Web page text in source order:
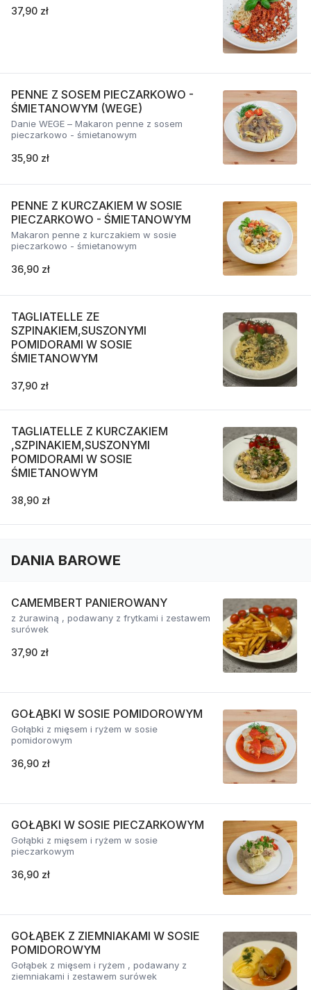
37,90 zł
PENNE Z SOSEM PIECZARKOWO -
ŚMIETANOWYM (WEGE)
Danie WEGE – Makaron penne z sosem
pieczarkowo - śmietanowym
35,90 zł
PENNE Z KURCZAKIEM W SOSIE
PIECZARKOWO - ŚMIETANOWYM
Makaron penne z kurczakiem w sosie
pieczarkowo - śmietanowym
36,90 zł
TAGLIATELLE ZE
SZPINAKIEM,SUSZONYMI
POMIDORAMI W SOSIE
ŚMIETANOWYM
37,90 zł
TAGLIATELLE Z KURCZAKIEM
,SZPINAKIEM,SUSZONYMI
POMIDORAMI W SOSIE
ŚMIETANOWYM
38,90 zł
DANIA BAROWE
CAMEMBERT PANIEROWANY
z żurawiną , podawany z frytkami i zestawem
surówek
37,90 zł
GOŁĄBKI W SOSIE POMIDOROWYM
Gołąbki z mięsem i ryżem w sosie
pomidorowym
36,90 zł
GOŁĄBKI W SOSIE PIECZARKOWYM
Gołąbki z mięsem i ryżem w sosie
pieczarkowym
36,90 zł
GOŁĄBEK Z ZIEMNIAKAMI W SOSIE
POMIDOROWYM
Gołąbek z mięsem i ryżem , podawany z
ziemniakami i zestawem surówek